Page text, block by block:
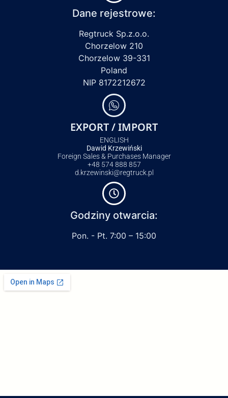
Dane rejestrowe:
Regtruck Sp.z.o.o.
Chorzelow 210
Chorzelow 39-331
Poland
NIP 8172212672
EXPORT / IMPORT
ENGLISH
Dawid Krzewiński
Foreign Sales & Purchases Manager
+48 574 888 857
d.krzewinski@regtruck.pl
Godziny otwarcia:
Pon. - Pt. 7:00 – 15:00